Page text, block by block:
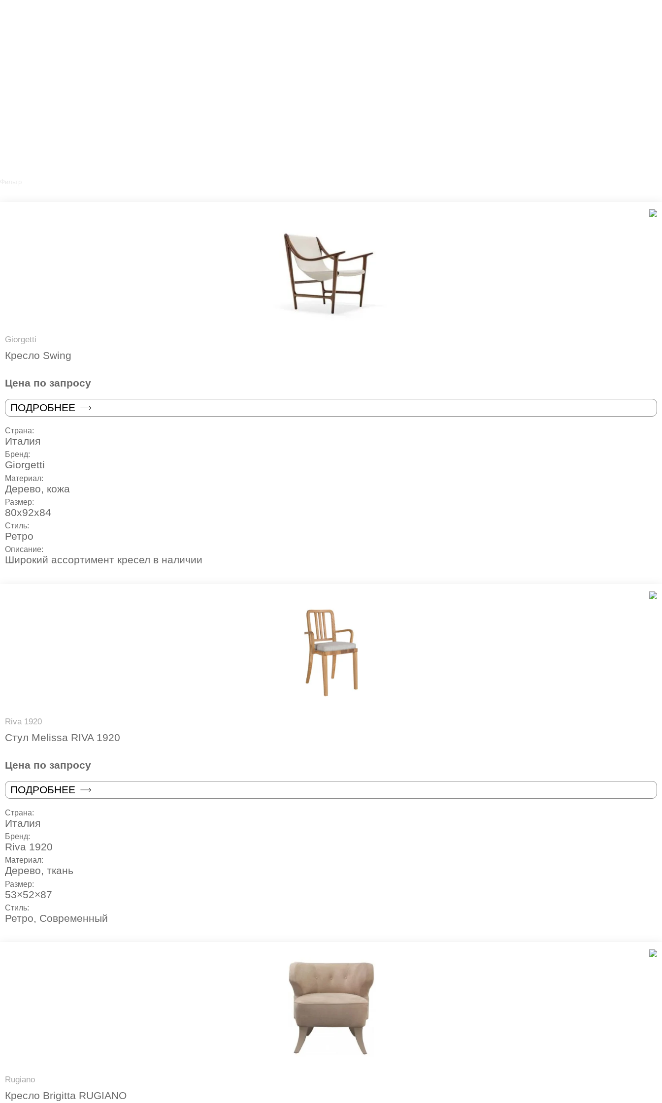
Фильтр
Giorgetti
Кресло Swing
Цена по запросу
ПОДРОБНЕЕ
Страна:
Италия
Бренд:
Giorgetti
Материал:
Дерево, кожа
Размер:
80x92x84
Стиль:
Ретро
Описание:
Широкий ассортимент кресел в наличии
Riva 1920
Стул Melissa RIVA 1920
Цена по запросу
ПОДРОБНЕЕ
Страна:
Италия
Бренд:
Riva 1920
Материал:
Дерево, ткань
Размер:
53×52×87
Стиль:
Ретро, Современный
Rugiano
Кресло Brigitta RUGIANO